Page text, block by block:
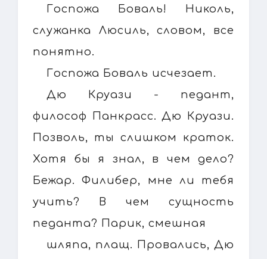
Госпожа Боваль! Николь,
служанка Люсиль, словом, все
понятно.
Госпожа Боваль исчезает.
Дю Круази - педант,
философ Панкрасс. Дю Круази.
Позволь, ты слишком краток.
Хотя бы я знал, в чем дело?
Бежар. Филибер, мне ли тебя
учить? В чем сущность
педанта? Парик, смешная
шляпа, плащ. Провались, Дю